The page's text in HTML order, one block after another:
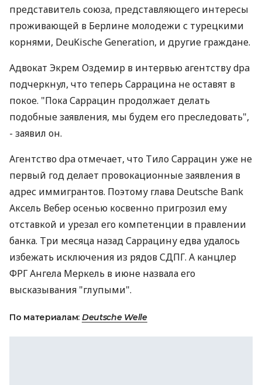
представитель союза, представляющего интересы
проживающей в Берлине молодежи с турецкими
корнями, DeuKische Generation, и другие граждане.
Адвокат Экрем Оздемир в интервью агентству dpa
подчеркнул, что теперь Саррацина не оставят в
покое. "Пока Саррацин продолжает делать
подобные заявления, мы будем его преследовать",
- заявил он.
Агентство dpa отмечает, что Тило Саррацин уже не
первый год делает провокационные заявления в
адрес иммигрантов. Поэтому глава Deutsche Bank
Аксель Вебер осенью косвенно пригрозил ему
отставкой и урезал его компетенции в правлении
банка. Три месяца назад Саррацину едва удалось
избежать исключения из рядов СДПГ. А канцлер
ФРГ Ангела Меркель в июне назвала его
высказывания "глупыми".
По материалам: Deutsche Welle